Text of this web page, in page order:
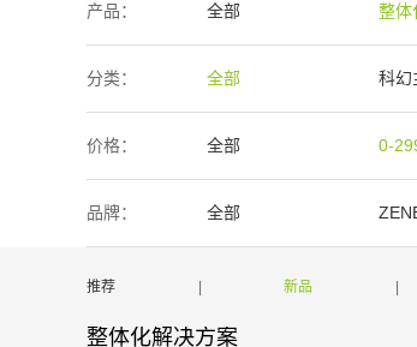
产品： 全部 整体
智能产品 周边
分类： 全部 科幻
价格： 全部 0-
50万-100万 100
品牌： 全部
推荐 新品
整体化解决方案